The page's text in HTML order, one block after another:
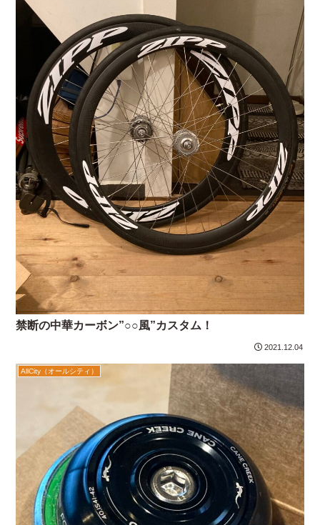
禁断の中華カーボン”○○風”カスタム！
2021.12.04
AllCity（オールシティ）